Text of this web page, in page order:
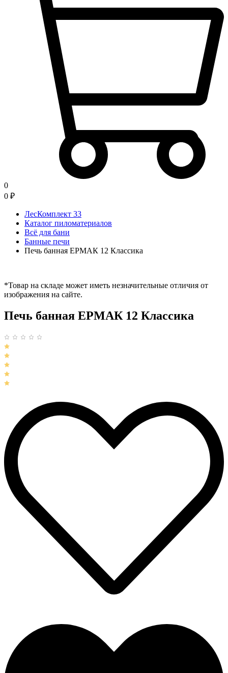
0
0 ₽
ЛесКомплект 33
Каталог пиломатериалов
Всё для бани
Банные печи
Печь банная ЕРМАК 12 Классика
*Товар на складе может иметь незначительные отличия от
изображения на сайте.
Печь банная ЕРМАК 12 Классика